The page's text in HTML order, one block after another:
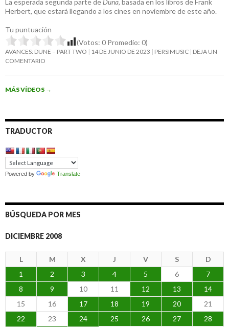
La esperada segunda parte de Duna, basada en los libros de Frank
Herbert, que estará llegando a los cines en noviembre de este año.
Tu puntuación
(Votos: 0 Promedio: 0)
AVANCES: DUNE – PART TWO 14 DE JUNIO DE 2023 PERSIMUSIC DEJA UN
COMENTARIO
MÁS VÍDEOS →
TRADUCTOR
Powered by Translate
BÚSQUEDA POR MES
DICIEMBRE 2008
L M X J V S
D
1
2 3 4 5 6
7
8
9 10 11 12 13
14
15
16 17 18 19 20
21
22
23 24 25 26 27
28